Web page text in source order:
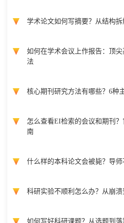
学术论文如何写摘要？从结构
如何在学术会议上作报告：顶
法
核心期刊研究方法有哪些？6种
怎么查看EI检索的会议和期刊
南
什么样的本科论文会被毙？导
科研实验不顺利怎么办？从崩
如何写好科研课题？从选题到